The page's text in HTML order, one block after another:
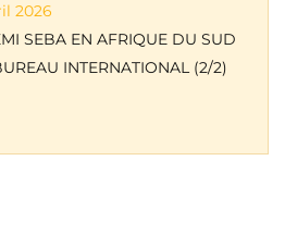
2026
SEBA EN AFRIQUE DU SUD
INTERNATIONAL (2/2)